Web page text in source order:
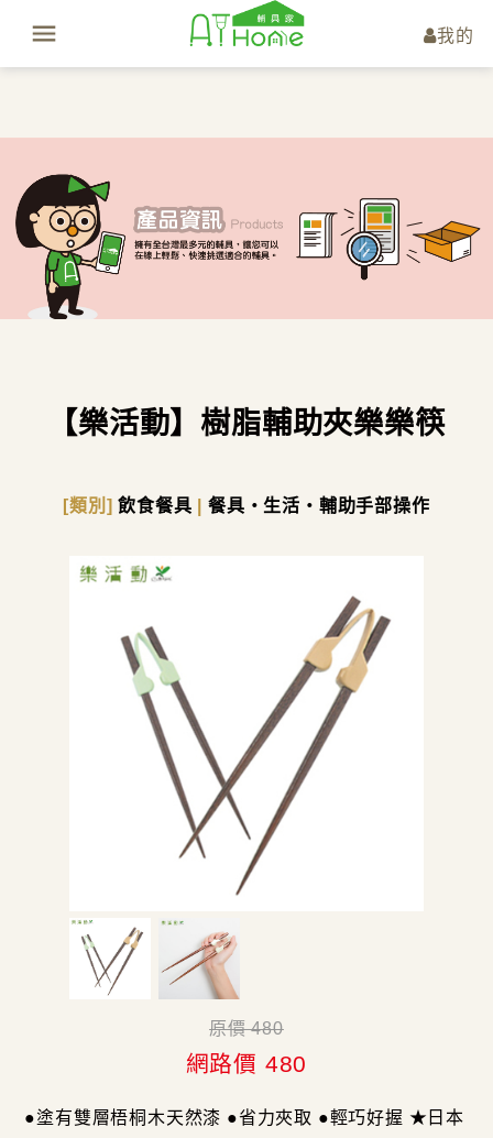
我的
【樂活動】樹脂輔助夾樂樂筷
[類別]飲食餐具 餐具・生活・輔助手部操作
原價 480
網路價 480
●塗有雙層梧桐木天然漆 ●省力夾取 ●輕巧好握 ★日本